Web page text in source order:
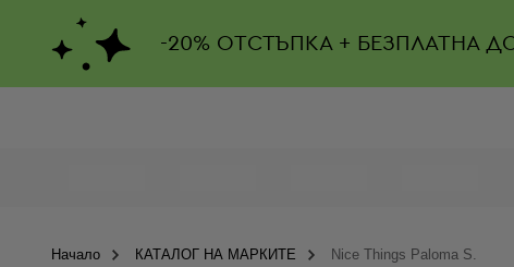
-20% ОТСТЪПКА + БЕЗПЛАТНА
Начало КАТАЛОГ НА МАРКИТЕ Nice Things Paloma S.